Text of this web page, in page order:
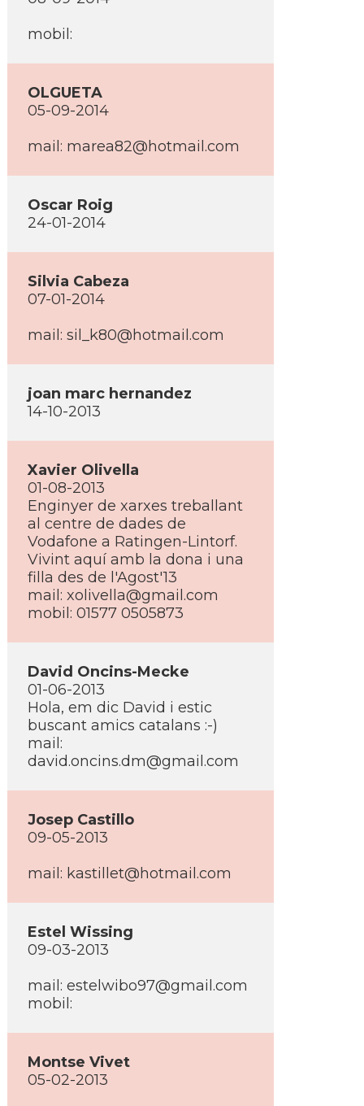
mobil:
OLGUETA
05-09-2014
mail: marea82@hotmail.com
Oscar Roig
24-01-2014
Silvia Cabeza
07-01-2014
mail: sil_k80@hotmail.com
joan marc hernandez
14-10-2013
Xavier Olivella
01-08-2013
Enginyer de xarxes treballant
al centre de dades de
Vodafone a Ratingen-Lintorf.
Vivint aquí­ amb la dona i una
filla des de l'Agost'13
mail: xolivella@gmail.com
mobil: 01577 0505873
David Oncins-Mecke
01-06-2013
Hola, em dic David i estic
buscant amics catalans :-)
mail:
david.oncins.dm@gmail.com
Josep Castillo
09-05-2013
mail: kastillet@hotmail.com
Estel Wissing
09-03-2013
mail: estelwibo97@gmail.com
mobil:
Montse Vivet
05-02-2013